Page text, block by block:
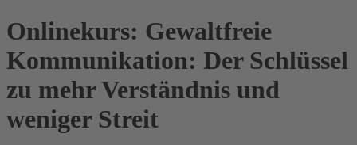
Onlinekurs: Gewaltfreie
Kommunikation: Der Schlüssel
zu mehr Verständnis und
weniger Streit